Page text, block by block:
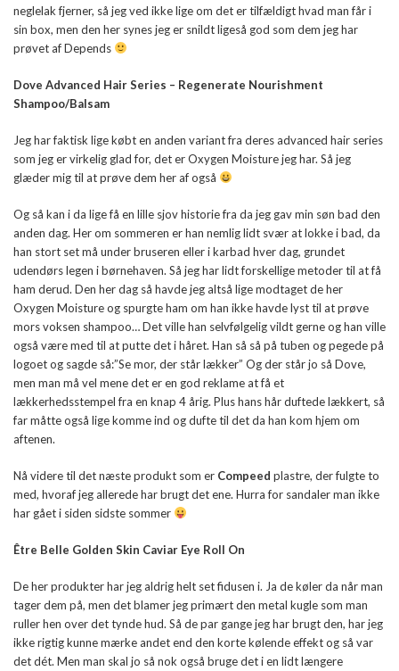
neglelak fjerner, så jeg ved ikke lige om det er tilfældigt hvad man får i
sin box, men den her synes jeg er snildt ligeså god som dem jeg har
prøvet af Depends
Dove Advanced Hair Series – Regenerate Nourishment
Shampoo/Balsam
Jeg har faktisk lige købt en anden variant fra deres advanced hair series
som jeg er virkelig glad for, det er Oxygen Moisture jeg har. Så jeg
glæder mig til at prøve dem her af også
Og så kan i da lige få en lille sjov historie fra da jeg gav min søn bad den
anden dag. Her om sommeren er han nemlig lidt svær at lokke i bad, da
han stort set må under bruseren eller i karbad hver dag, grundet
udendørs legen i børnehaven. Så jeg har lidt forskellige metoder til at få
ham derud. Den her dag så havde jeg altså lige modtaget de her
Oxygen Moisture og spurgte ham om han ikke havde lyst til at prøve
mors voksen shampoo… Det ville han selvfølgelig vildt gerne og han ville
også være med til at putte det i håret. Han så så på tuben og pegede på
logoet og sagde så:”Se mor, der står lækker” Og der står jo så Dove,
men man må vel mene det er en god reklame at få et
lækkerhedsstempel fra en knap 4 årig. Plus hans hår duftede lækkert, så
far måtte også lige komme ind og dufte til det da han kom hjem om
aftenen.
Nå videre til det næste produkt som er Compeed plastre, der fulgte to
med, hvoraf jeg allerede har brugt det ene. Hurra for sandaler man ikke
har gået i siden sidste sommer
Être Belle Golden Skin Caviar Eye Roll On
De her produkter har jeg aldrig helt set fidusen i. Ja de køler da når man
tager dem på, men det blamer jeg primært den metal kugle som man
ruller hen over det tynde hud. Så de par gange jeg har brugt den, har jeg
ikke rigtig kunne mærke andet end den korte kølende effekt og så var
det dét. Men man skal jo så nok også bruge det i en lidt længere